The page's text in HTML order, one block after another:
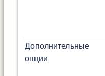
Дополнительные
опции